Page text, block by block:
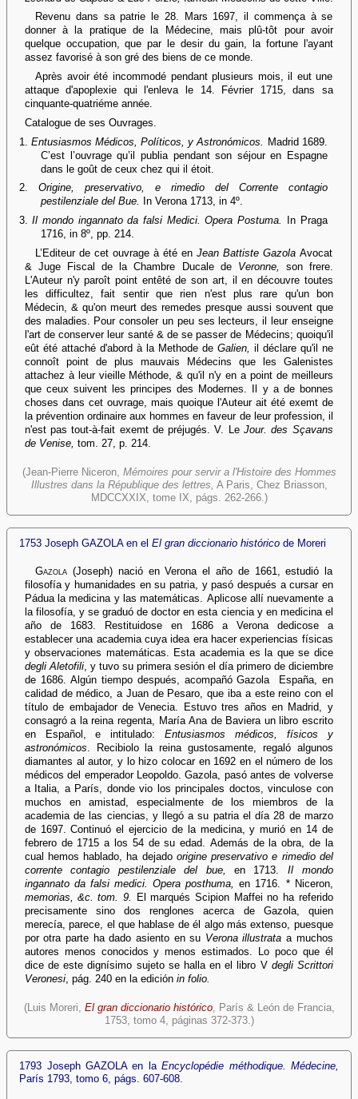
Revenu dans sa patrie le 28. Mars 1697, il commença à se
donner à la pratique de la Médecine, mais plû-tôt pour avoir
quelque occupation, que par le desir du gain, la fortune l'ayant
assez favorisé à son gré des biens de ce monde.
Après avoir été incommodé pendant plusieurs mois, il eut une
attaque d'apoplexie qui l'enleva le 14. Février 1715, dans sa
cinquante-quatriéme année.
Catalogue de ses Ouvrages.
1.Entusiasmos Médicos, Políticos, y Astronómicos.
Madrid 1689.
C’est l’ouvrage qu’il publia pendant son séjour en Espagne
dans le goût de ceux chez qui il étoit.
2.Origine, preservativo, e rimedio del Corrente contagio
pestilenziale del Bue.
In Verona 1713, in 4º.
3.Il mondo ingannato da falsi Medici. Opera Postuma.
In Praga
1716, in 8º, pp. 214.
L’Editeur de cet ouvrage à été enJean Battiste Gazola Avocat
& Juge Fiscal de la Chambre Ducale de Veronne,
son frere.
L'Auteur n'y paroît point entêté de son art, il en découvre toutes
les difficultez, fait sentir que rien n'est plus rare qu'un bon
Médecin, & qu'on meurt des remedes presque aussi souvent que
des maladies. Pour consoler un peu ses lecteurs, il leur enseigne
l'art de conserver leur santé & de se passer de Médecins; quoiqu'il
eût été attaché d'abord à la Methode de Galien, il déclare qu'il ne
connoît point de plus mauvais Médecins que les Galenistes
attachez à leur vieille Méthode, & qu'il n'y en a point de meilleurs
que ceux suivent les principes des Modernes. Il y a de bonnes
choses dans cet ouvrage, mais quoique l'Auteur ait été exemt de
la prévention ordinaire aux hommes en faveur de leur profession, il
n'est pas tout-à-fait exemt de préjugés. V. Le Jour. des Sçavans
de Venise, tom. 27, p. 214.
(Jean-Pierre Niceron, Mémoires pour servir a l'Histoire des Hommes
Illustres dans la République des lettres, A Paris, Chez Briasson,
MDCCXXIX, tome IX, págs. 262-266.)
1753 Joseph GAZOLA en elEl gran diccionario histórico de Moreri
Gazola (Joseph) nació en Verona el año de 1661, estudió la
filosofía y humanidades en su patria, y pasó después a cursar en
Pádua la medicina y las matemáticas. Aplicose allí nuevamente a
la filosofía, y se graduó de doctor en esta ciencia y en medicina el
año de 1683. Restituidose en 1686 a Verona dedicose a
establecer una academia cuya idea era hacer experiencias físicas
y observaciones matemáticas. Esta academia es la que se dice
degli Aletofili, y tuvo su primera sesión el día primero de diciembre
de 1686. Algún tiempo después, acompañó Gazola España, en
calidad de médico, a Juan de Pesaro, que iba a este reino con el
título de embajador de Venecia. Estuvo tres años en Madrid, y
consagró a la reina regenta, María Ana de Baviera un libro escrito
en Español, e intitulado: Entusiasmos médicos, físicos y
astronómicos . Recibiolo la reina gustosamente, regaló algunos
diamantes al autor, y lo hizo colocar en 1692 en el número de los
médicos del emperador Leopoldo. Gazola, pasó antes de volverse
a Italia, a París, donde vio los principales doctos, vinculose con
muchos en amistad, especialmente de los miembros de la
academia de las ciencias, y llegó a su patria el día 28 de marzo
de 1697. Continuó el ejercicio de la medicina, y murió en 14 de
febrero de 1715 a los 54 de su edad. Además de la obra, de la
cual hemos hablado, ha dejado origine preservativo e rimedio del
corrente contagio pestilenziale del bue,
en 1713. Il mondo
ingannato da falsi medici. Opera posthuma,
en 1716. * Niceron,
memorias, &c. tom. 9.
El marqués Scipion Maffei no ha referido
precisamente sino dos renglones acerca de Gazola, quien
merecía, parece, el que hablase de él algo más extenso, puesque
por otra parte ha dado asiento en su Verona illustrataa muchos
autores menos conocidos y menos estimados. Lo poco que él
dice de este dignísimo sujeto se halla en el libro V degli Scrittori
Veronesi, pág. 240 en la edición in folio.
(Luis Moreri, El gran diccionario histórico, París & León de Francia,
1753, tomo 4, páginas 372-373.)
1793 Joseph GAZOLA en laEncyclopédie méthodique. Médecine,
París 1793, tomo 6, págs. 607-608.